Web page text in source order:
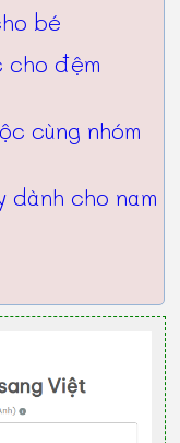
bé
cho đệm
cùng nhóm
dành cho nam